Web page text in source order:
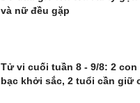
và nữ đều gặp
Tử vi cuối tuần 8 - 9/8: 2 con
bạc khởi sắc, 2 tuổi cần giữ